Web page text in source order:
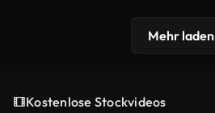
Mehr laden
Kostenlose Stockvideos